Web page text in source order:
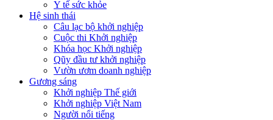
Y tế sức khỏe
Hệ sinh thái
Câu lạc bộ khởi nghiệp
Cuộc thi Khởi nghiệp
Khóa học Khởi nghiệp
Qũy đầu tư khởi nghiệp
Vườn ươm doanh nghiệp
Gương sáng
Khởi nghiệp Thế giới
Khởi nghiệp Việt Nam
Người nổi tiếng